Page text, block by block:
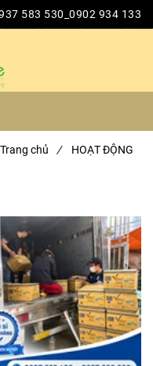
583 530_0902 934 133
Trang chủ / HOẠT ĐỘNG